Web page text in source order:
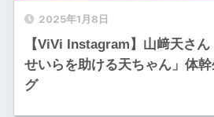
2025年1月8日
【ViVi Instagram】山﨑天さ
せいらを助ける天ちゃん」体
グ